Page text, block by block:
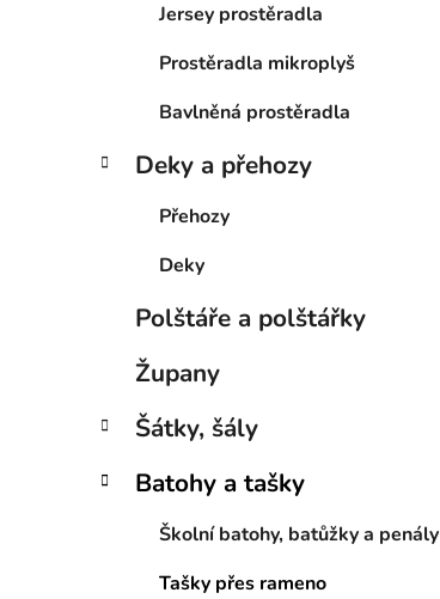
Jersey prostěradla
Prostěradla mikroplyš
Bavlněná prostěradla
Deky a přehozy
Přehozy
Deky
Polštáře a polštářky
Župany
Šátky, šály
Batohy a tašky
Školní batohy, batůžky a penály
Tašky přes rameno